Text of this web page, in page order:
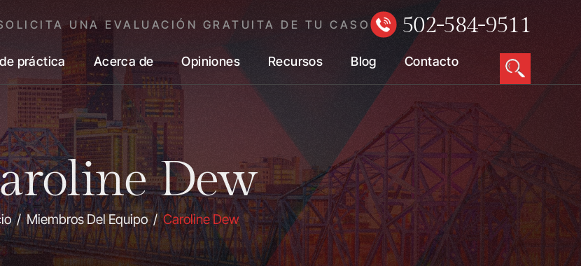
UNA EVALUACIÓN GRATUITA DE TU CASO 502-584-9511
práctica Acerca de Opiniones Recursos Blog Contacto
Dew
/Miembros Del Equipo/Caroline Dew